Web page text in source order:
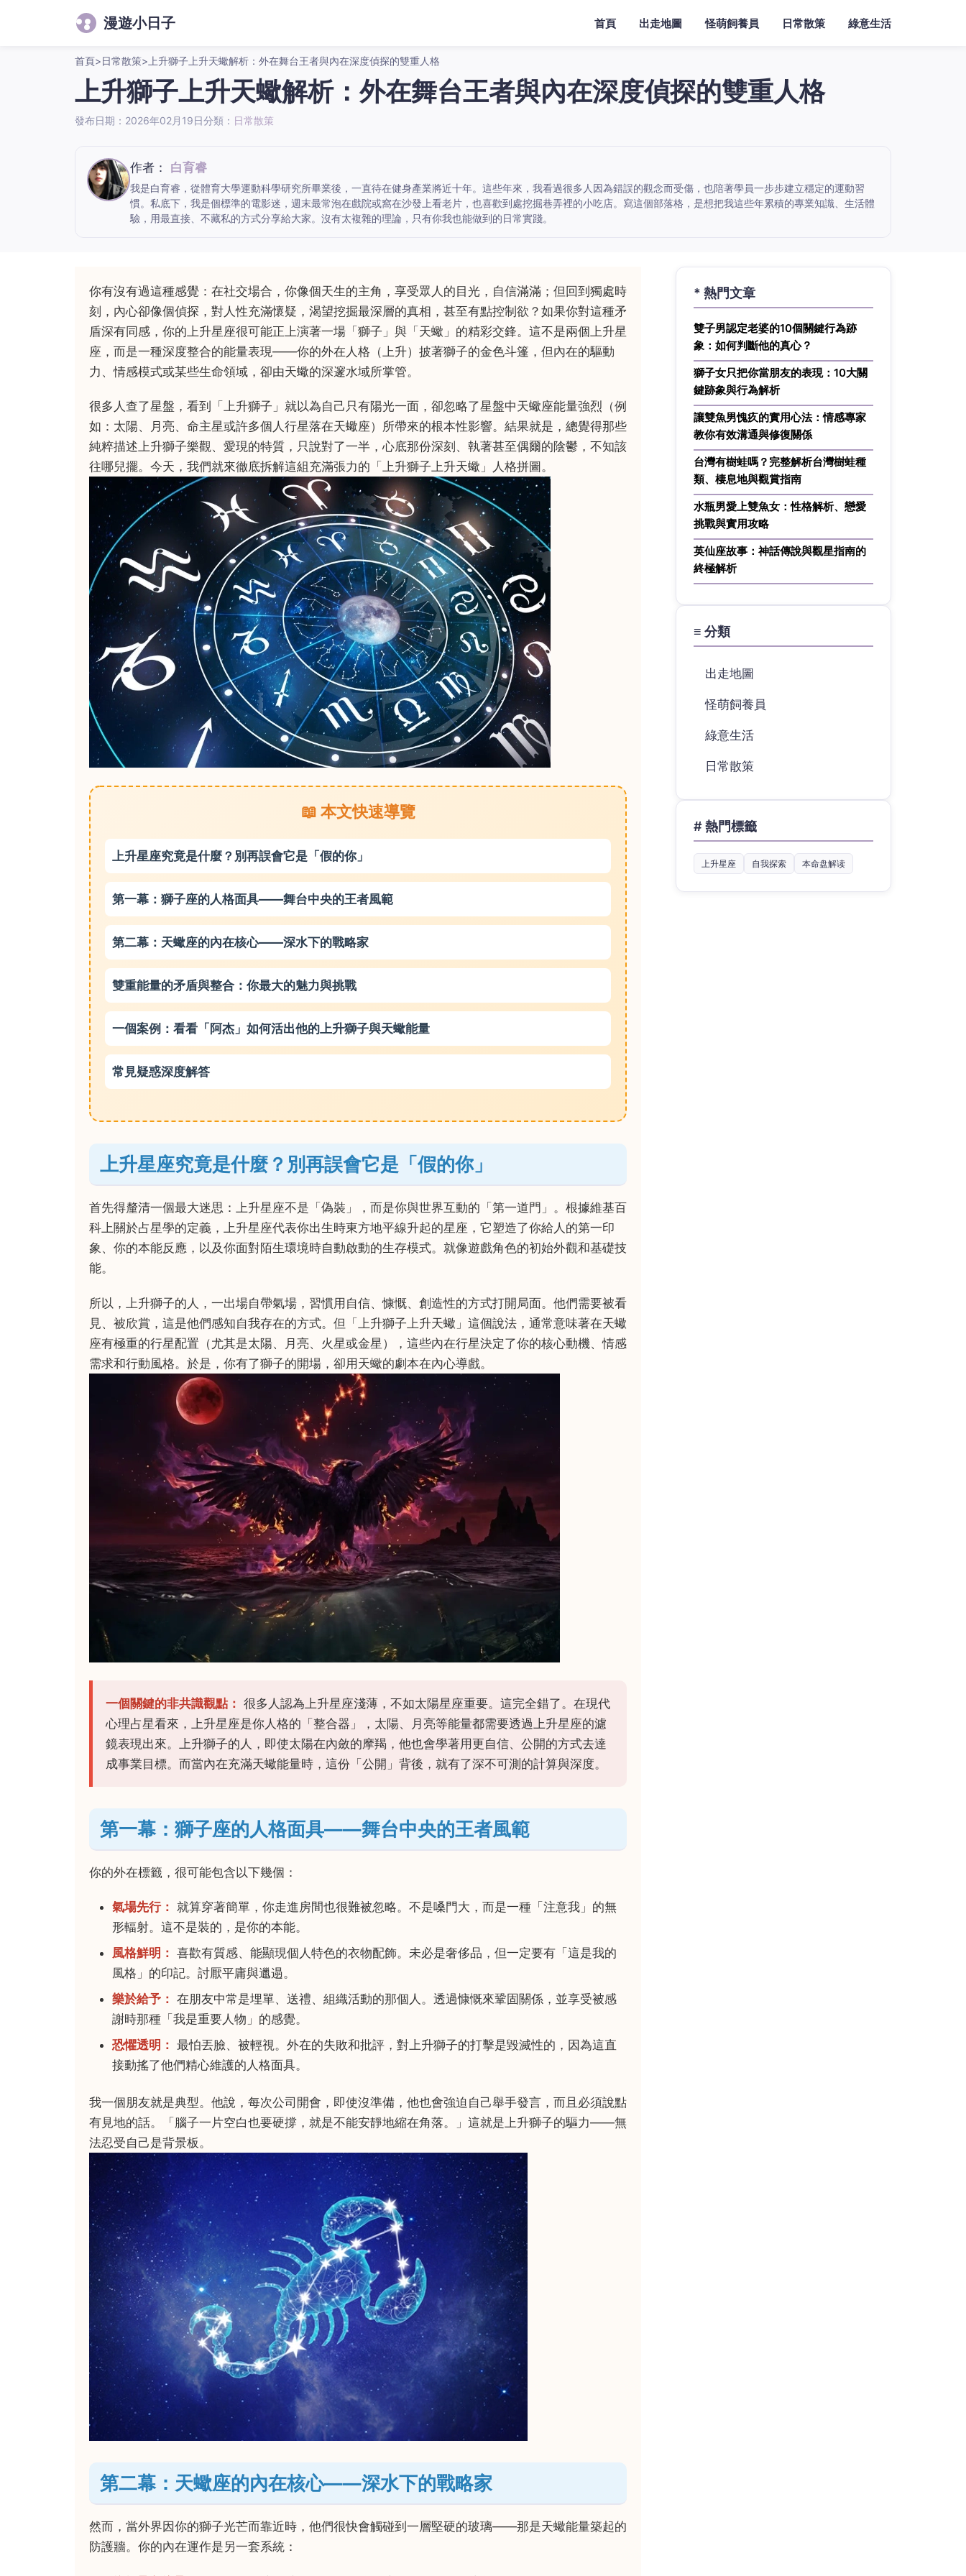
漫遊小日子 首頁 出走地圖 怪萌飼養員 日常散策 綠意生活
首頁>日常散策> 上升獅子上升天蠍解析：外在舞台王者與內在深度偵探的雙重人格
上升獅子上升天蠍解析：外在舞台王者與內在深度偵探的雙重人格
發布日期：2026年02月19日分類： 日常散策
作者： 白育睿
我是白育睿，從體育大學運動科學研究所畢業後，一直待在健身產業將近十年。這些年來，我看過很多人因為錯誤的觀念而受傷，也陪著學員一步步建立穩定的運動習
慣。私底下，我是個標準的電影迷，週末最常泡在戲院或窩在沙發上看老片，也喜歡到處挖掘巷弄裡的小吃店。寫這個部落格，是想把我這些年累積的專業知識、生活體
驗，用最直接、不藏私的方式分享給大家。沒有太複雜的理論，只有你我也能做到的日常實踐。
你有沒有過這種感覺：在社交場合，你像個天生的主角，享受眾人的目光，自信滿滿；但回到獨處時
刻，內心卻像個偵探，對人性充滿懷疑，渴望挖掘最深層的真相，甚至有點控制欲？如果你對這種矛
盾深有同感，你的上升星座很可能正上演著一場「獅子」與「天蠍」的精彩交鋒。這不是兩個上升星
座，而是一種深度整合的能量表現——你的外在人格（上升）披著獅子的金色斗篷，但內在的驅動
力、情感模式或某些生命領域，卻由天蠍的深邃水域所掌管。
很多人查了星盤，看到「上升獅子」就以為自己只有陽光一面，卻忽略了星盤中天蠍座能量強烈（例
如：太陽、月亮、命主星或許多個人行星落在天蠍座）所帶來的根本性影響。結果就是，總覺得那些
純粹描述上升獅子樂觀、愛現的特質，只說對了一半，心底那份深刻、執著甚至偶爾的陰鬱，不知該
往哪兒擺。今天，我們就來徹底拆解這組充滿張力的「上升獅子上升天蠍」人格拼圖。
📖 本文快速導覽
上升星座究竟是什麼？別再誤會它是「假的你」
第一幕：獅子座的人格面具——舞台中央的王者風範
第二幕：天蠍座的內在核心——深水下的戰略家
雙重能量的矛盾與整合：你最大的魅力與挑戰
一個案例：看看「阿杰」如何活出他的上升獅子與天蠍能量
常見疑惑深度解答
上升星座究竟是什麼？別再誤會它是「假的你」
首先得釐清一個最大迷思：上升星座不是「偽裝」，而是你與世界互動的「第一道門」。根據維基百
科上關於占星學的定義，上升星座代表你出生時東方地平線升起的星座，它塑造了你給人的第一印
象、你的本能反應，以及你面對陌生環境時自動啟動的生存模式。就像遊戲角色的初始外觀和基礎技
能。
所以，上升獅子的人，一出場自帶氣場，習慣用自信、慷慨、創造性的方式打開局面。他們需要被看
見、被欣賞，這是他們感知自我存在的方式。但「上升獅子上升天蠍」這個說法，通常意味著在天蠍
座有極重的行星配置（尤其是太陽、月亮、火星或金星），這些內在行星決定了你的核心動機、情感
需求和行動風格。於是，你有了獅子的開場，卻用天蠍的劇本在內心導戲。
一個關鍵的非共識觀點： 很多人認為上升星座淺薄，不如太陽星座重要。這完全錯了。在現代
心理占星看來，上升星座是你人格的「整合器」，太陽、月亮等能量都需要透過上升星座的濾
鏡表現出來。上升獅子的人，即使太陽在內斂的摩羯，他也會學著用更自信、公開的方式去達
成事業目標。而當內在充滿天蠍能量時，這份「公開」背後，就有了深不可測的計算與深度。
第一幕：獅子座的人格面具——舞台中央的王者風範
你的外在標籤，很可能包含以下幾個：
氣場先行： 就算穿著簡單，你走進房間也很難被忽略。不是嗓門大，而是一種「注意我」的無
形輻射。這不是裝的，是你的本能。
風格鮮明： 喜歡有質感、能顯現個人特色的衣物配飾。未必是奢侈品，但一定要有「這是我的
風格」的印記。討厭平庸與邋遢。
樂於給予： 在朋友中常是埋單、送禮、組織活動的那個人。透過慷慨來鞏固關係，並享受被感
謝時那種「我是重要人物」的感覺。
恐懼透明： 最怕丟臉、被輕視。外在的失敗和批評，對上升獅子的打擊是毀滅性的，因為這直
接動搖了他們精心維護的人格面具。
我一個朋友就是典型。他說，每次公司開會，即使沒準備，他也會強迫自己舉手發言，而且必須說點
有見地的話。「腦子一片空白也要硬撐，就是不能安靜地縮在角落。」這就是上升獅子的驅力——無
法忍受自己是背景板。
第二幕：天蠍座的內在核心——深水下的戰略家
然而，當外界因你的獅子光芒而靠近時，他們很快會觸碰到一層堅硬的玻璃——那是天蠍能量築起的
防護牆。你的內在運作是另一套系統：
* 熱門文章
雙子男認定老婆的10個關鍵行為跡
象：如何判斷他的真心？
獅子女只把你當朋友的表現：10大關
鍵跡象與行為解析
讓雙魚男愧疚的實用心法：情感專家
教你有效溝通與修復關係
台灣有樹蛙嗎？完整解析台灣樹蛙種
類、棲息地與觀賞指南
水瓶男愛上雙魚女：性格解析、戀愛
挑戰與實用攻略
英仙座故事：神話傳說與觀星指南的
終極解析
≡ 分類
出走地圖
怪萌飼養員
綠意生活
日常散策
# 熱門標籤
上升星座 自我探索 本命盘解读